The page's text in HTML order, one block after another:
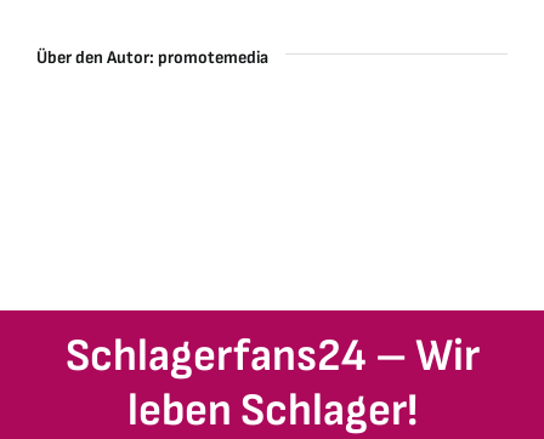
Über den Autor: promotemedia
Schlagerfans24 – Wir
leben Schlager!